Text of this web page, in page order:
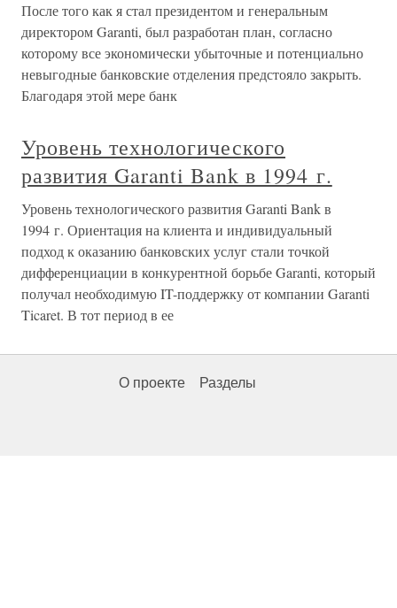
После того как я стал президентом и генеральным
директором Garanti, был разработан план, согласно
которому все экономически убыточные и потенциально
невыгодные банковские отделения предстояло закрыть.
Благодаря этой мере банк
Уровень технологического
развития Garanti Bank в 1994 г.
Уровень технологического развития Garanti Bank в
1994 г. Ориентация на клиента и индивидуальный
подход к оказанию банковских услуг стали точкой
дифференциации в конкурентной борьбе Garanti, который
получал необходимую IT-поддержку от компании Garanti
Ticaret. В тот период в ее
О проекте Разделы